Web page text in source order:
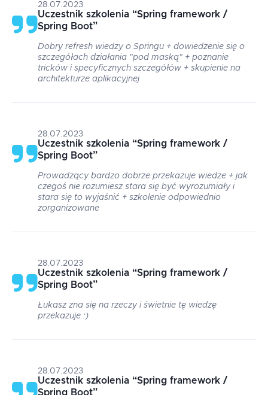
28.07.2023
Uczestnik szkolenia “Spring framework /
Spring Boot”
Dobry refresh wiedzy o Springu + dowiedzenie się o
szczegółach działania "pod maską" + poznanie
tricków i specyficznych szczegółów + skupienie na
architekturze aplikacyjnej
28.07.2023
Uczestnik szkolenia “Spring framework /
Spring Boot”
Prowadzący bardzo dobrze przekazuje wiedze + jak
czegoś nie rozumiesz stara się być wyrozumiały i
stara się to wyjaśnić + szkolenie odpowiednio
zorganizowane
28.07.2023
Uczestnik szkolenia “Spring framework /
Spring Boot”
Łukasz zna się na rzeczy i świetnie tę wiedzę
przekazuje :)
28.07.2023
Uczestnik szkolenia “Spring framework /
Spring Boot”